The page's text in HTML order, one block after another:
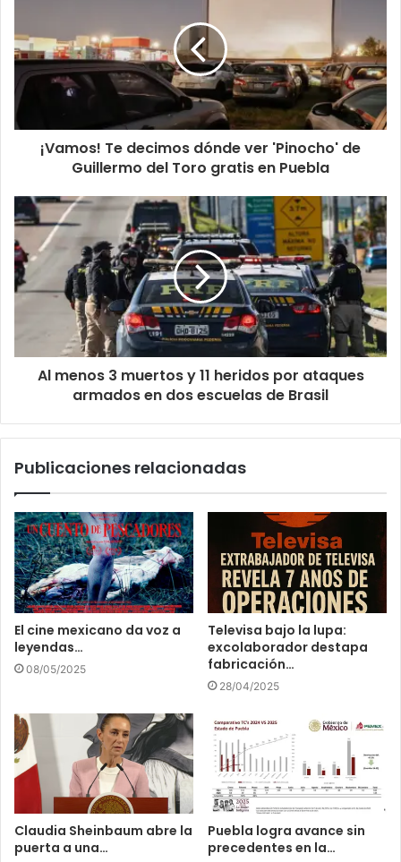
¡Vamos! Te decimos dónde ver 'Pinocho' de
Guillermo del Toro gratis en Puebla
Al menos 3 muertos y 11 heridos por ataques
armados en dos escuelas de Brasil
Publicaciones relacionadas
El cine mexicano da voz a
leyendas…
08/05/2025
Televisa bajo la lupa:
excolaborador destapa
fabricación…
28/04/2025
Claudia Sheinbaum abre la
puerta a una…
Puebla logra avance sin
precedentes en la…